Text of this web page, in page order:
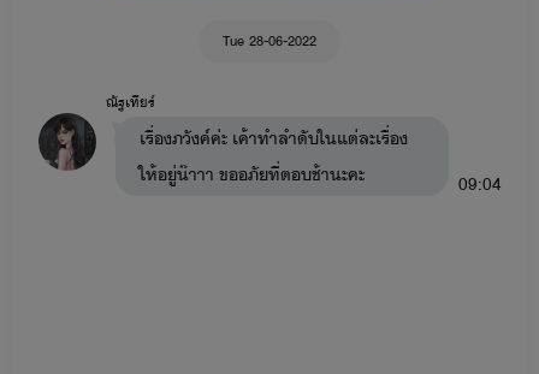
Tue 28-06-2022
ณัฐเทียร์
09:04
เรื่องภวังค์ค่ะ เค้าทำลำดับในแต่ละเรื่อง
ให้อยู่น๊าาา ขออภัยที่ตอบช้านะคะ